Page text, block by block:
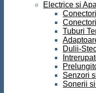
Electrice si
Tuburi
Dulii-
Senzori
Sonerii